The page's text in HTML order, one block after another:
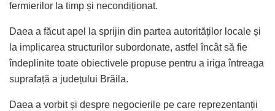
fermierilor la timp și necondiționat.
Daea a făcut apel la sprijin din partea autorităților locale și
la implicarea structurilor subordonate, astfel încât să fie
îndeplinite toate obiectivele propuse pentru a iriga întreaga
suprafață a județului Brăila.
Daea a vorbit și despre negocierile pe care reprezentanții